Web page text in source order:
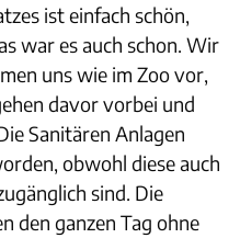
ist einfach schön,
war es auch schon. Wir
uns wie im Zoo vor,
davor vorbei und
Sanitären Anlagen
obwohl diese auch
sind. Die
den ganzen Tag ohne